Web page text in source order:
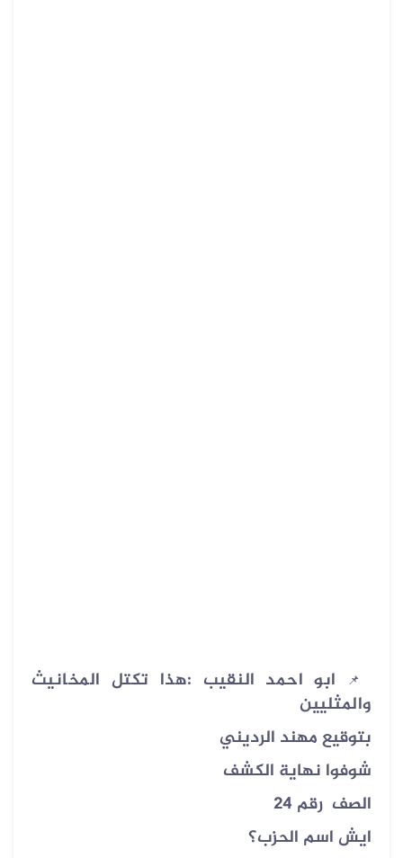
📌
ابو احمد النقيب :‏هذا تكتل المخانيث
والمثليين
بتوقيع مهند الرديني
شوفوا نهاية الكشف
الصف رقم 24
ايش اسم الحزب؟